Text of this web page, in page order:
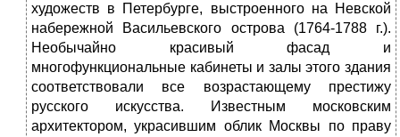
художеств в Петербурге, выстроенного на Невской
набережной Васильевского острова (1764-1788 г.).
Необычайно красивый фасад и
многофункциональные кабинеты и залы этого здания
соответствовали все возрастающему престижу
русского искусства. Известным московским
архитектором, украсившим облик Москвы по праву